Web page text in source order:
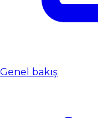
Genel bakış